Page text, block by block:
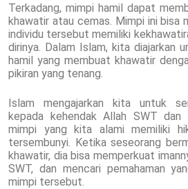
Terkadang, mimpi hamil dapat
khawatir atau cemas. Mimpi ini bisa
individu tersebut memiliki
dirinya. Dalam Islam, kita diajarkan
hamil yang membuat khawatir
pikiran yang tenang.
Islam mengajarkan kita untuk
kepada kehendak Allah SWT dan
mimpi yang kita alami memiliki
tersembunyi. Ketika seseorang
khawatir, dia bisa memperkuat
SWT, dan mencari pemahaman
mimpi tersebut.